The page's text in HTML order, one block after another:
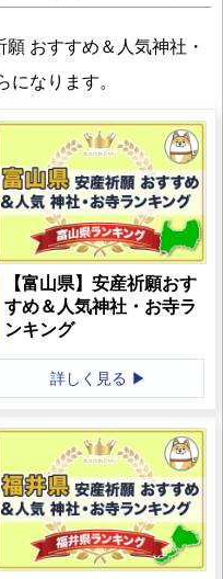
おすすめ＆人気神社・
になります。
【富山県】安産祈願おす
すめ＆人気神社・お寺ラ
ンキング
詳しく見る ▶